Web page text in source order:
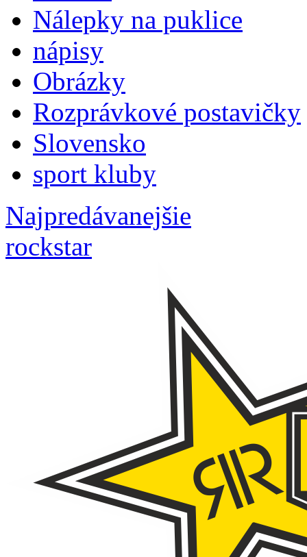
Nálepky na puklice
nápisy
Obrázky
Rozprávkové postavičky
Slovensko
sport kluby
Najpredávanejšie
rockstar